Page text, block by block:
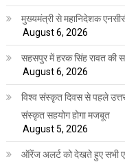
मुख्यमंत्री से महानिदेशक
August 6, 2026
सहसपुर में हरक सिंह रावत की
August 6, 2026
विश्व संस्कृत दिवस से पहले
संस्कृत सहयोग होगा मजबूत
August 5, 2026
ऑरेंज अलर्ट को देखते हुए सभी